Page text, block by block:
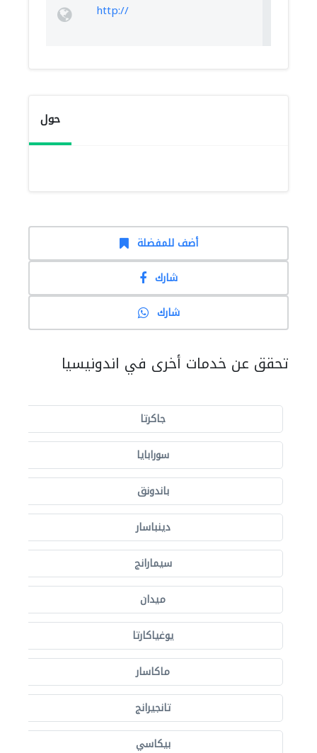
http://
حول
أضف للمفضلة
شارك
شارك
تحقق عن خدمات أخرى في اندونيسيا
جاكرتا
سورابايا
باندونق
دينباسار
سيمارانج
ميدان
يوغياكارتا
ماكاسار
تانجيرانج
بيكاسي